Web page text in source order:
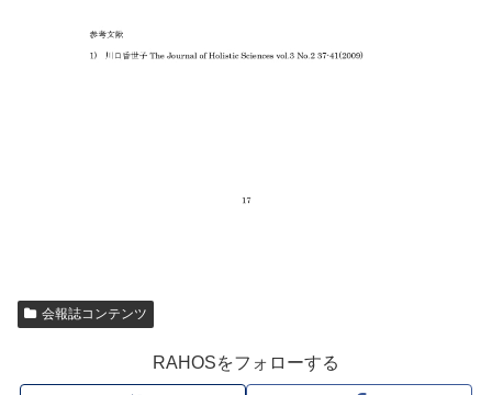
会報誌コンテンツ
RAHOSをフォローする